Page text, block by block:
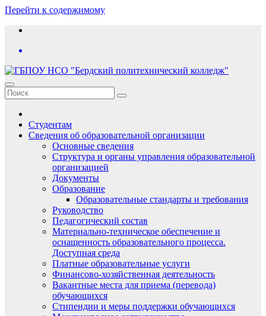
Перейти к содержимому
Студентам
Сведения об образовательной организации
Основные сведения
Структура и органы управления образовательной
организацией
Документы
Образование
Образовательные стандарты и требования
Руководство
Педагогический состав
Материально-техническое обеспечение и
оснащенность образовательного процесса.
Доступная среда
Платные образовательные услуги
Финансово-хозяйственная деятельность
Вакантные места для приема (перевода)
обучающихся
Стипендии и меры поддержки обучающихся